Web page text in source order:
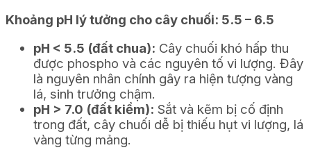
Khoảng pH lý tưởng cho cây chuối: 5.5 – 6.5
pH < 5.5 (đất chua): Cây chuối khó hấp thu
được phospho và các nguyên tố vi lượng. Đây
là nguyên nhân chính gây ra hiện tượng vàng
lá, sinh trưởng chậm.
pH > 7.0 (đất kiềm): Sắt và kẽm bị cố định
trong đất, cây chuối dễ bị thiếu hụt vi lượng, lá
vàng từng mảng.